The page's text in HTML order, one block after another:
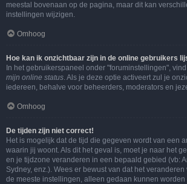
meestal bovenaan op de pagina, maar dit kan
instellingen wijzigen.
Omhoog
Hoe kan ik onzichtbaar zijn in de online gebruikers
In het gebruikerspaneel onder "foruminstellingen",
mijn online status. Als je deze optie activeert zul je
iedereen, behalve voor beheerders, moderators en
Omhoog
De tijden zijn niet correct!
Het is mogelijk dat de tijd die gegeven wordt van een
waarin jij woont. Als dit het geval is, moet je naar het
en je tijdzone veranderen in een bepaald gebied (vb:
Sydney, enz.). Wees er bewust van dat het
de meeste instellingen, alleen gedaan kunnen